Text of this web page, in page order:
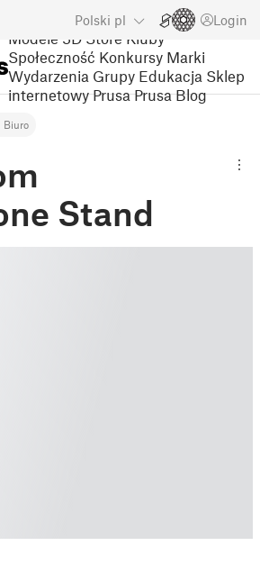
Polski pl Login
Modele 3D Store Kluby
Społeczność Konkursy Marki
Wydarzenia Grupy Edukacja Sklep
internetowy Prusa Prusa Blog
Biuro
Stand